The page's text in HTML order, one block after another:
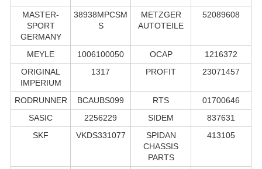
MASTER-
SPORT
GERMANY
38938MPCSM
S
METZGER
AUTOTEILE
52089608
MEYLE 1006100050 OCAP
1216372
ORIGINAL
IMPERIUM
1317 PROFIT 23071457
RODRUNNER BCAUBS099 RTS
01700646
SASIC
2256229 SIDEM
837631
SKF
VKDS331077
SPIDAN
CHASSIS
PARTS
413105